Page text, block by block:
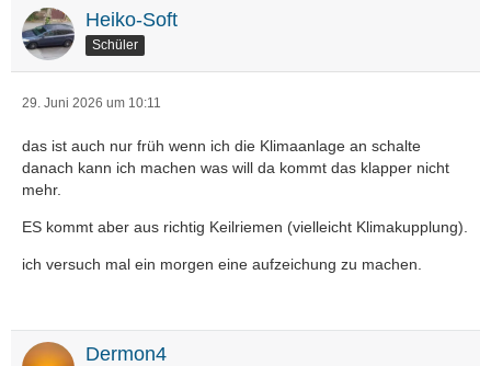
Heiko-Soft
Schüler
29. Juni 2026 um 10:11
das ist auch nur früh wenn ich die Klimaanlage an schalte
danach kann ich machen was will da kommt das klapper nicht
mehr.
ES kommt aber aus richtig Keilriemen (vielleicht Klimakupplung).
ich versuch mal ein morgen eine aufzeichung zu machen.
Dermon4